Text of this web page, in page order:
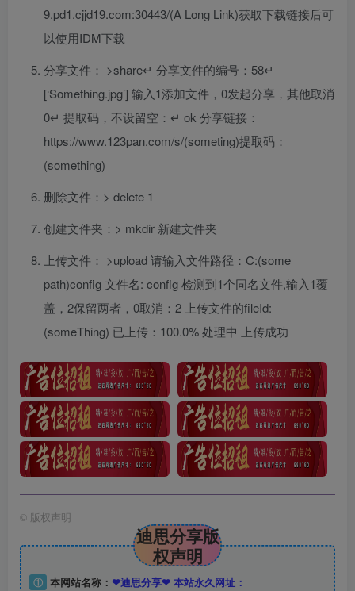
9.pd1.cjjd19.com:30443/(A Long Link)获取下载链接后可
以使用IDM下载
分享文件： >share↵ 分享文件的编号：58↵
[‘Something.jpg’] 输入1添加文件，0发起分享，其他取消
0↵ 提取码，不设留空：↵ ok 分享链接：
https://www.123pan.com/s/(someting)提取码：
(something)
删除文件：> delete 1
创建文件夹：> mkdir 新建文件夹
上传文件： >upload 请输入文件路径：C:(some
path)config 文件名: config 检测到1个同名文件,输入1覆
盖，2保留两者，0取消：2 上传文件的fileId:
(someThing) 已上传：100.0% 处理中 上传成功
© 版权声明
迪思分享版
权声明
① 本网站名称： ❤迪思分享❤ 本站永久网址：